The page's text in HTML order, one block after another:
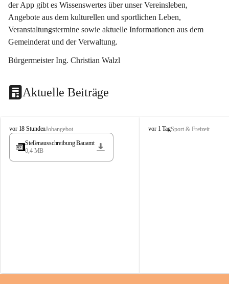
der App gibt es Wissenswertes über unser Vereinsleben,
Angebote aus dem kulturellen und sportlichen Leben,
Veranstaltungstermine sowie aktuelle Informationen aus dem
Gemeinderat und der Verwaltung.
Bürgermeister Ing. Christian Walzl
Aktuelle Beiträge
S
t
s
vor 18 StundenJobangebot
Stellenausschreibung Bauamt
0,4 MB
S
vor 1 TagSport & Freizeit